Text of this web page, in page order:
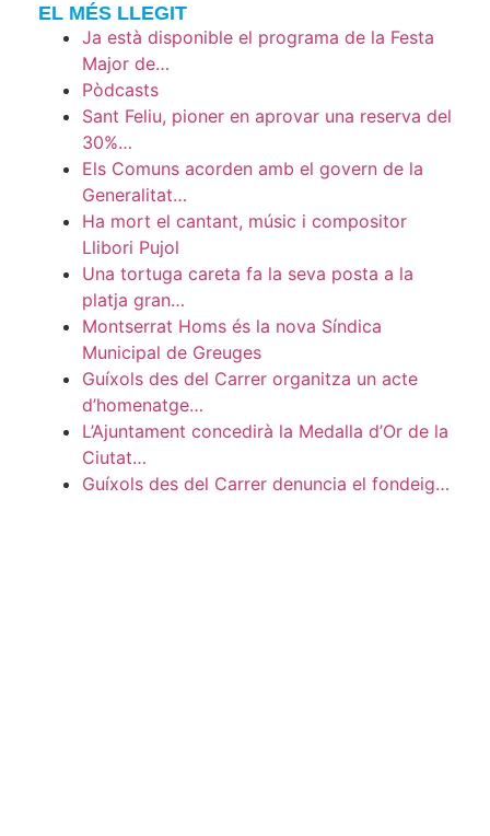
EL MÉS LLEGIT
Ja està disponible el programa de la Festa
Major de…
Pòdcasts
Sant Feliu, pioner en aprovar una reserva del
30%…
Els Comuns acorden amb el govern de la
Generalitat…
Ha mort el cantant, músic i compositor
Llibori Pujol
Una tortuga careta fa la seva posta a la
platja gran…
Montserrat Homs és la nova Síndica
Municipal de Greuges
Guíxols des del Carrer organitza un acte
d’homenatge…
L’Ajuntament concedirà la Medalla d’Or de la
Ciutat…
Guíxols des del Carrer denuncia el fondeig…